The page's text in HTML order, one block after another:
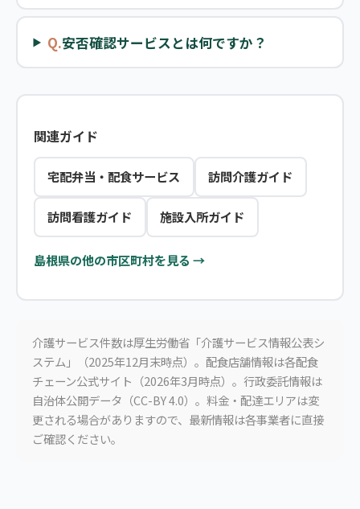
Q.安否確認サービスとは何ですか？
関連ガイド
宅配弁当・配食サービス 訪問介護ガイド
訪問看護ガイド 施設入所ガイド
島根県の他の市区町村を見る →
介護サービス件数は厚生労働省「介護サービス情報公表シ
ステム」（2025年12月末時点）。配食店舗情報は各配食
チェーン公式サイト（2026年3月時点）。行政委託情報は
自治体公開データ（CC-BY 4.0）。料金・配達エリアは変
更される場合がありますので、最新情報は各事業者に直接
ご確認ください。